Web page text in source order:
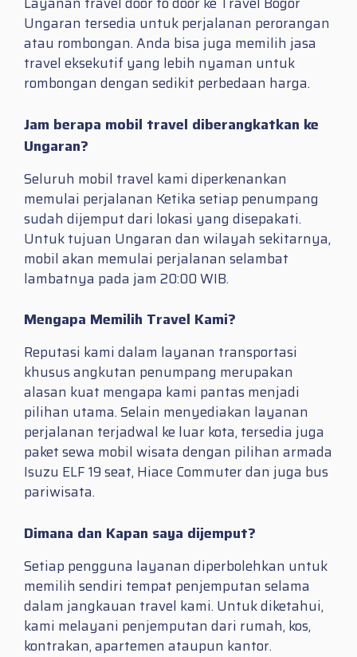
Ungaran tersedia untuk perjalanan perorangan
atau rombongan. Anda bisa juga memilih jasa
travel eksekutif yang lebih nyaman untuk
rombongan dengan sedikit perbedaan harga.
Jam berapa mobil travel diberangkatkan ke
Ungaran?
Seluruh mobil travel kami diperkenankan
memulai perjalanan Ketika setiap penumpang
sudah dijemput dari lokasi yang disepakati.
Untuk tujuan Ungaran dan wilayah sekitarnya,
mobil akan memulai perjalanan selambat
lambatnya pada jam 20:00 WIB.
Mengapa Memilih Travel Kami?
Reputasi kami dalam layanan transportasi
khusus angkutan penumpang merupakan
alasan kuat mengapa kami pantas menjadi
pilihan utama. Selain menyediakan layanan
perjalanan terjadwal ke luar kota, tersedia juga
paket sewa mobil wisata dengan pilihan armada
Isuzu ELF 19 seat, Hiace Commuter dan juga bus
pariwisata.
Dimana dan Kapan saya dijemput?
Setiap pengguna layanan diperbolehkan untuk
memilih sendiri tempat penjemputan selama
dalam jangkauan travel kami. Untuk diketahui,
kami melayani penjemputan dari rumah, kos,
kontrakan, apartemen ataupun kantor.